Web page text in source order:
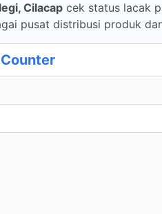
Cilacap cek status lacak
pusat distribusi produk
Counter